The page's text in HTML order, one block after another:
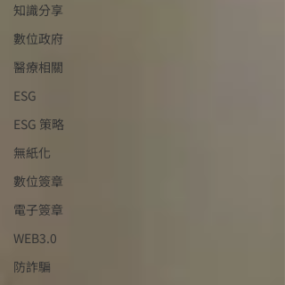
知識分享
數位政府
醫療相關
ESG
ESG 策略
無紙化
數位簽章
電子簽章
WEB3.0
防詐騙